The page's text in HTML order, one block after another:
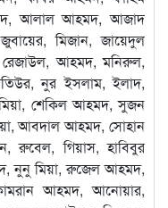
আলাল আহমদ, আজাদ
মিজান, জায়েদুল
আহমদ, মনিরুল,
নুর ইসলাম, ইলাদ,
শেকিল আহমদ, সুজন
আবদাল আহমদ, সোহান
গিয়াস, হাবিবুর
নুনু মিয়া, রুজেল আহমদ,
আহমদ, আনোয়ার,